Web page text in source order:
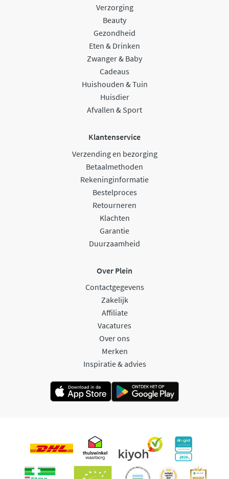
Verzorging
Beauty
Gezondheid
Eten & Drinken
Zwanger & Baby
Cadeaus
Huishouden & Tuin
Huisdier
Afvallen & Sport
Klantenservice
Verzending en bezorging
Betaalmethoden
Rekeninginformatie
Bestelproces
Retourneren
Klachten
Garantie
Duurzaamheid
Over Plein
Contactgegevens
Zakelijk
Affiliate
Vacatures
Over ons
Merken
Inspiratie & advies